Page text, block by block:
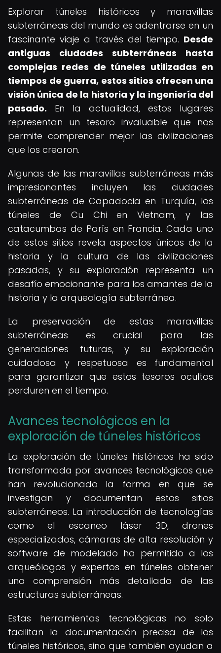
Explorar túneles históricos y maravillas
subterráneas del mundo es adentrarse en un
fascinante viaje a través del tiempo. Desde
antiguas ciudades subterráneas hasta
complejas redes de túneles utilizadas en
tiempos de guerra, estos sitios ofrecen una
visión única de la historia y la ingeniería del
pasado. En la actualidad, estos lugares
representan un tesoro invaluable que nos
permite comprender mejor las civilizaciones
que los crearon.
Algunas de las maravillas subterráneas más
impresionantes incluyen las ciudades
subterráneas de Capadocia en Turquía, los
túneles de Cu Chi en Vietnam, y las
catacumbas de París en Francia. Cada uno
de estos sitios revela aspectos únicos de la
historia y la cultura de las civilizaciones
pasadas, y su exploración representa un
desafío emocionante para los amantes de la
historia y la arqueología subterránea.
La preservación de estas maravillas
subterráneas es crucial para las
generaciones futuras, y su exploración
cuidadosa y respetuosa es fundamental
para garantizar que estos tesoros ocultos
perduren en el tiempo.
Avances tecnológicos en la
exploración de túneles históricos
La exploración de túneles históricos ha sido
transformada por avances tecnológicos que
han revolucionado la forma en que se
investigan y documentan estos sitios
subterráneos. La introducción de tecnologías
como el escaneo láser 3D, drones
especializados, cámaras de alta resolución y
software de modelado ha permitido a los
arqueólogos y expertos en túneles obtener
una comprensión más detallada de las
estructuras subterráneas.
Estas herramientas tecnológicas no solo
facilitan la documentación precisa de los
túneles históricos, sino que también ayudan a